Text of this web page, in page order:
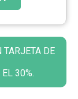
TARJETA DE
30%.